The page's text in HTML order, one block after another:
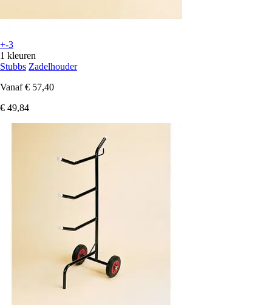
+-3
1 kleuren
Stubbs Zadelhouder
Vanaf € 57,40
€ 49,84